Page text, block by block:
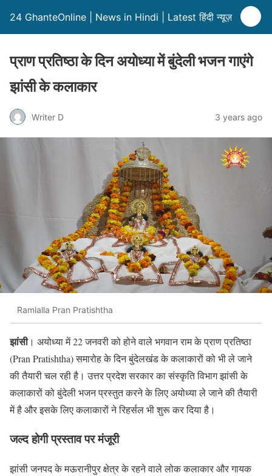
24 GhanteOnline | News in Hindi | Latest हिंदी न्यूज़
प्राण प्रतिष्ठा के दिन अयोध्या में बुंदेली भजन गाएंगे
झांसी के कलाकार
Writer D 3 years ago
Ramlalla Pran Pratishtha
झांसी। अयोध्या में 22 जनवरी को होने वाले भगवान राम के प्राण प्रतिष्ठा
(Pran Pratishtha) समारोह के दिन बुंदेलखंड के कलाकारों को भी ले जाने
की तैयारी चल रही है। उत्तर प्रदेश सरकार का संस्कृति विभाग झांसी के
कलाकारों को बुंदेली भजन प्रस्तुत करने के लिए अयोध्या ले जाने की तैयारी
में है और इसके लिए कलाकारों ने रिहर्सल भी शुरू कर दिया है।
जल्द होगी प्रस्ताव पर मंजूरी
झांसी जनपद के मऊरानीपुर क्षेत्र के रहने वाले लोक कलाकार और गायक